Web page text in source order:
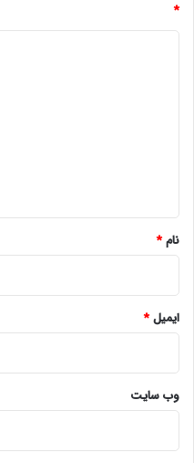
*
نام*
ایمیل*
وب‌ سایت